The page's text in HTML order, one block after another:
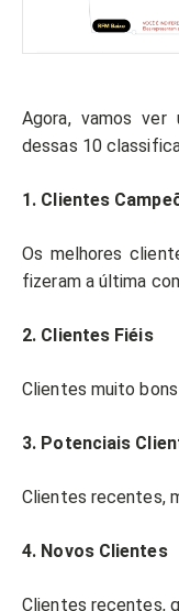
Agora, vamos ver
dessas 10
1. Clientes
Os melhores
fizeram a última
2. Clientes Fiéis
Clientes muito
3. Potenciais
Clientes recentes,
4. Novos Clientes
Clientes recentes,